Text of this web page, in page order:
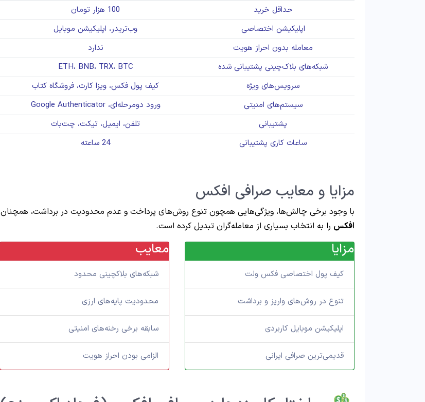
حداقل خرید
100 هزار تومان
اپلیکیشن اختصاصی
وب‌تریدر، اپلیکیشن موبایل
معامله بدون احراز هویت
ندارد
شبکه‌های بلاک‌چینی پشتیبانی شده
ETH، BNB، TRX، BTC
سرویس‌های ویژه
کیف پول فکس، ویزا کارت، فروشگاه کتاب
سیستم‌های امنیتی
ورود دومرحله‌ای، Google Authenticator
پشتیبانی
تلفن، ایمیل، تیکت، چت‌بات
ساعات کاری پشتیبانی
24 ساعته
مزایا و معایب صرافی افکس
با وجود برخی چالش‌ها، ویژگی‌هایی همچون تنوع روش‌های پرداخت و عدم محدودیت در برداشت، همچنان
افکس را به انتخاب بسیاری از معامله‌گران تبدیل کرده است.
مزایا
کیف پول اختصاصی فکس ولت
تنوع در روش‌های واریز و برداشت
اپلیکیشن موبایل کاربردی
قدیمی‌ترین صرافی ایرانی
معایب
شبکه‌های بلاکچینی محدود
محدودیت پایه‌های ارزی
سابقه برخی رخنه‌های امنیتی
الزامی بودن احراز هویت